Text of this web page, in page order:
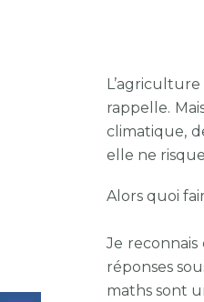
rappelle.
climatique,
elle ne
Alors quoi
Je
réponses
maths sont